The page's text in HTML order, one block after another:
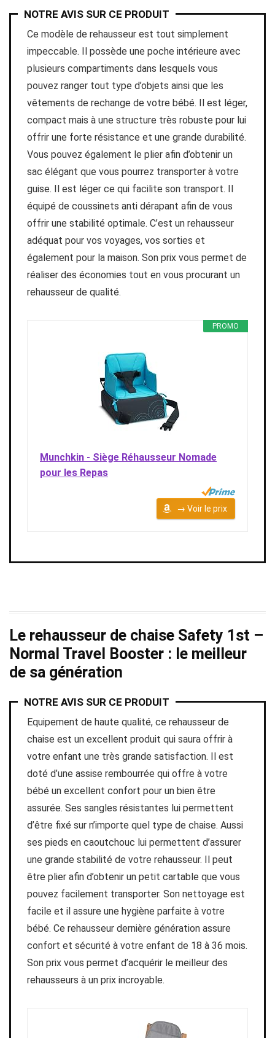
NOTRE AVIS SUR CE PRODUIT
Ce modèle de rehausseur est tout simplement
impeccable. Il possède une poche intérieure avec
plusieurs compartiments dans lesquels vous
pouvez ranger tout type d’objets ainsi que les
vêtements de rechange de votre bébé. Il est léger,
compact mais à une structure très robuste pour lui
offrir une forte résistance et une grande durabilité.
Vous pouvez également le plier afin d’obtenir un
sac élégant que vous pourrez transporter à votre
guise. Il est léger ce qui facilite son transport. Il
équipé de coussinets anti dérapant afin de vous
offrir une stabilité optimale. C’est un rehausseur
adéquat pour vos voyages, vos sorties et
également pour la maison. Son prix vous permet de
réaliser des économies tout en vous procurant un
rehausseur de qualité.
PROMO
Munchkin - Siège Réhausseur Nomade
pour les Repas
→ Voir le prix
Le rehausseur de chaise Safety 1st –
Normal Travel Booster : le meilleur
de sa génération
NOTRE AVIS SUR CE PRODUIT
Equipement de haute qualité, ce rehausseur de
chaise est un excellent produit qui saura offrir à
votre enfant une très grande satisfaction. Il est
doté d’une assise rembourrée qui offre à votre
bébé un excellent confort pour un bien être
assurée. Ses sangles résistantes lui permettent
d’être fixé sur n’importe quel type de chaise. Aussi
ses pieds en caoutchouc lui permettent d’assurer
une grande stabilité de votre rehausseur. Il peut
être plier afin d’obtenir un petit cartable que vous
pouvez facilement transporter. Son nettoyage est
facile et il assure une hygiène parfaite à votre
bébé. Ce rehausseur dernière génération assure
confort et sécurité à votre enfant de 18 à 36 mois.
Son prix vous permet d’acquérir le meilleur des
rehausseurs à un prix incroyable.